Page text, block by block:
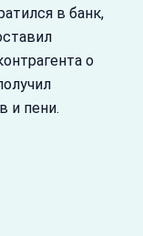
в банк,
о
и пени.